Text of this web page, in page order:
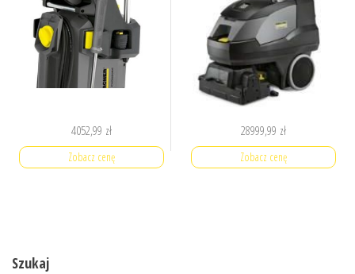
4052,99 zł
Zobacz cenę
28999,99 zł
Zobacz cenę
Szukaj